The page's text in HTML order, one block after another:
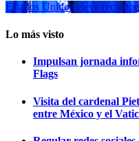
Estados Unidos eleva
Lo más visto
Impulsan jornada
Flags
Visita del cardenal
entre México y el